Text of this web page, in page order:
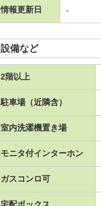
情報更新日 -
設備など
2階以上
駐車場（近隣含）
室内洗濯機置き場
モニタ付インターホン
ガスコンロ可
宅配ボックス